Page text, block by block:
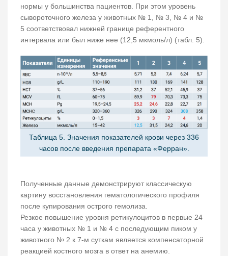
нормы у большинства пациентов. При этом уровень
сывороточного железа у животных № 1, № 3, № 4 и №
5 соответствовал нижней границе референтного
интервала или был ниже нее (12,5 мкмоль/л) (табл. 5).
Таблица 5. Значения показателей крови через 336
часов после введения препарата «Ферран».
Полученные данные демонстрируют классическую
картину восстановления гематологического профиля
после купирования острого гемолиза.
Резкое повышение уровня ретикулоцитов в первые 24
часа у животных № 1 и № 4 с последующим пиком у
животного № 2 к 7-м суткам является компенсаторной
реакцией костного мозга в ответ на анемию.